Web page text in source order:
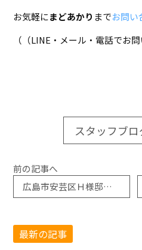
お気軽にまどあかり までお問い
（（LINE・メール・電話でお
スタッフブ
前の記事へ
広島市安芸区Ｈ様邸「リシェント玄関ドア取替工事」施工例アップしました
最新の記事